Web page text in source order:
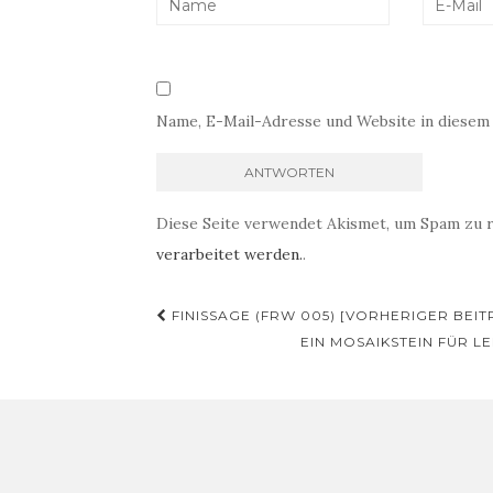
Name, E-Mail-Adresse und Website in
Diese Seite verwendet Akismet, um Spam zu
verarbeitet werden..
Beitrags-
Navigation
FINISSAGE (FRW 005) [VORHERIGER
EIN MOSAIKSTEIN FÜR